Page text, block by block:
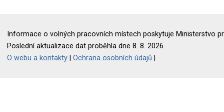
Informace o volných pracovních místech poskytuje Ministerstvo
Poslední aktualizace dat proběhla dne 8. 8. 2026.
O webu a kontakty |Ochrana osobních údajů